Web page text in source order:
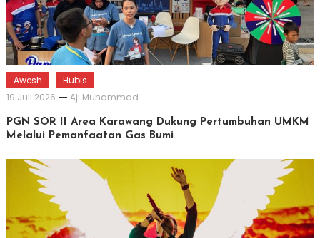
Awesh
Hubis
19 Juli 2026
Aji Muhammad
PGN SOR II Area Karawang Dukung Pertumbuhan UMKM
Melalui Pemanfaatan Gas Bumi